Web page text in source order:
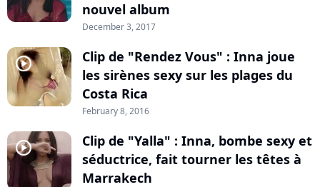
nouvel album
December 3, 2017
player2
Clip de "Rendez Vous" : Inna joue
les sirènes sexy sur les plages du
Costa Rica
February 8, 2016
player2
Clip de "Yalla" : Inna, bombe sexy et
séductrice, fait tourner les têtes à
Marrakech